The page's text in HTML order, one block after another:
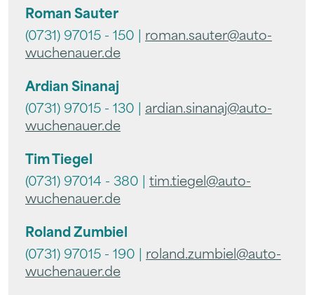
Roman Sauter
(0731) 97015 - 150 | roman.sauter@auto-
wuchenauer.de
Ardian Sinanaj
(0731) 97015 - 130 | ardian.sinanaj@auto-
wuchenauer.de
Tim Tiegel
(0731) 97014 - 380 | tim.tiegel@auto-
wuchenauer.de
Roland Zumbiel
(0731) 97015 - 190 | roland.zumbiel@auto-
wuchenauer.de